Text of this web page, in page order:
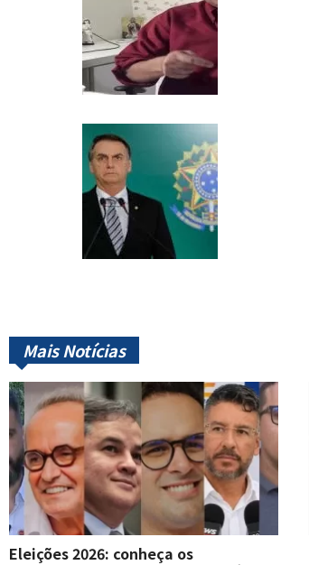
Mais Notícias
Eleições 2026: conheça os